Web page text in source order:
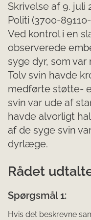
Skrivelse af 9. juli
Politi (3700-
Ved kontrol i en
observerede
syge dyr, som
Tolv svin havde
medførte støtte-
svin var ude af
havde alvorligt
af de syge svin
dyrlæge.
Rådet
Spørgsmål 1:
Hvis det beskrevne